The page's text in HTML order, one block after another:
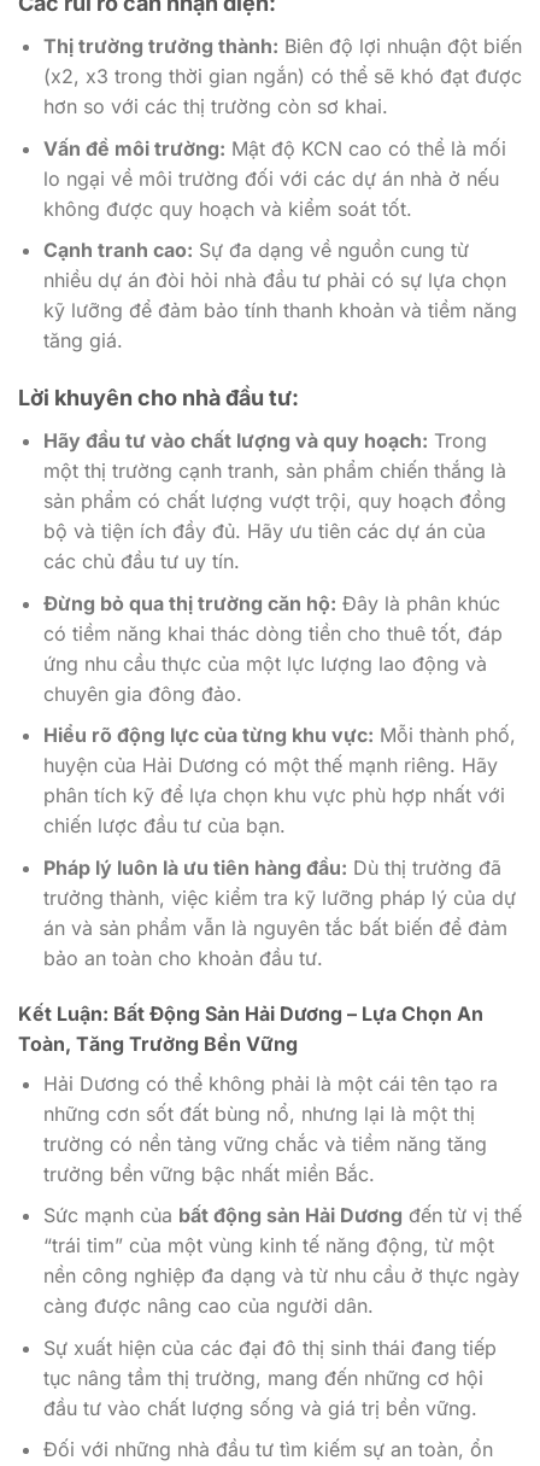
Thị trường trưởng thành: Biên độ lợi nhuận đột biến
(x2, x3 trong thời gian ngắn) có thể sẽ khó đạt được
hơn so với các thị trường còn sơ khai.
Vấn đề môi trường: Mật độ KCN cao có thể là mối
lo ngại về môi trường đối với các dự án nhà ở nếu
không được quy hoạch và kiểm soát tốt.
Cạnh tranh cao: Sự đa dạng về nguồn cung từ
nhiều dự án đòi hỏi nhà đầu tư phải có sự lựa chọn
kỹ lưỡng để đảm bảo tính thanh khoản và tiềm năng
tăng giá.
Lời khuyên cho nhà đầu tư:
Hãy đầu tư vào chất lượng và quy hoạch: Trong
một thị trường cạnh tranh, sản phẩm chiến thắng là
sản phẩm có chất lượng vượt trội, quy hoạch đồng
bộ và tiện ích đầy đủ. Hãy ưu tiên các dự án của
các chủ đầu tư uy tín.
Đừng bỏ qua thị trường căn hộ: Đây là phân khúc
có tiềm năng khai thác dòng tiền cho thuê tốt, đáp
ứng nhu cầu thực của một lực lượng lao động và
chuyên gia đông đảo.
Hiểu rõ động lực của từng khu vực: Mỗi thành phố,
huyện của Hải Dương có một thế mạnh riêng. Hãy
phân tích kỹ để lựa chọn khu vực phù hợp nhất với
chiến lược đầu tư của bạn.
Pháp lý luôn là ưu tiên hàng đầu: Dù thị trường đã
trưởng thành, việc kiểm tra kỹ lưỡng pháp lý của dự
án và sản phẩm vẫn là nguyên tắc bất biến để đảm
bảo an toàn cho khoản đầu tư.
Kết Luận: Bất Động Sản Hải Dương – Lựa Chọn An
Toàn, Tăng Trưởng Bền Vững
Hải Dương có thể không phải là một cái tên tạo ra
những cơn sốt đất bùng nổ, nhưng lại là một thị
trường có nền tảng vững chắc và tiềm năng tăng
trưởng bền vững bậc nhất miền Bắc.
Sức mạnh của bất động sản Hải Dương đến từ vị thế
“trái tim” của một vùng kinh tế năng động, từ một
nền công nghiệp đa dạng và từ nhu cầu ở thực ngày
càng được nâng cao của người dân.
Sự xuất hiện của các đại đô thị sinh thái đang tiếp
tục nâng tầm thị trường, mang đến những cơ hội
đầu tư vào chất lượng sống và giá trị bền vững.
Đối với những nhà đầu tư tìm kiếm sự an toàn, ổn